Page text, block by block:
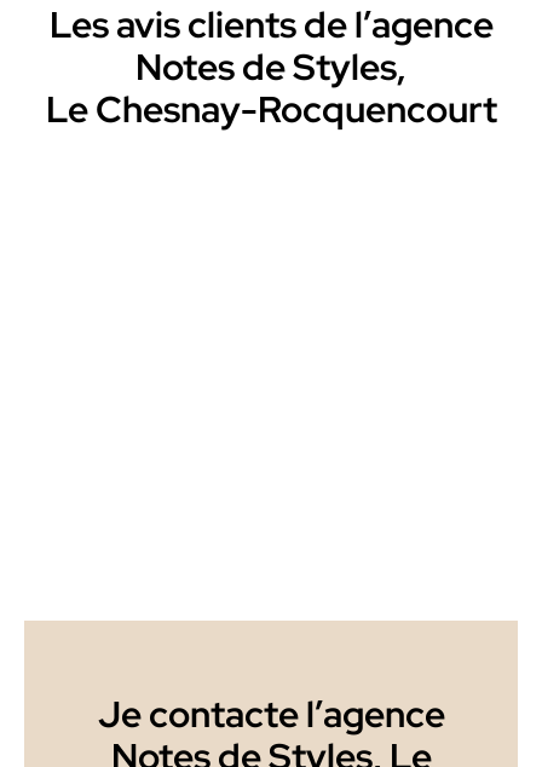
Les avis clients de l’agence
Notes de Styles,
Le Chesnay-Rocquencourt
Je contacte l’agence
Notes de Styles, Le